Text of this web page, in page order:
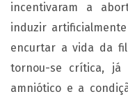
incentivaram a
induzir
encurtar a vida da
tornou-se crítica, já
amniótico e a